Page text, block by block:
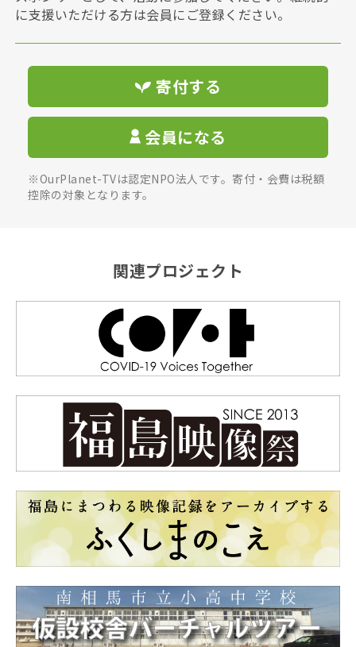
に支援いただける方は会員にご登録ください。
寄付する
会員になる
※OurPlanet-TVは認定NPO法人です。寄付・会費は税額
控除の対象となります。
関連プロジェクト